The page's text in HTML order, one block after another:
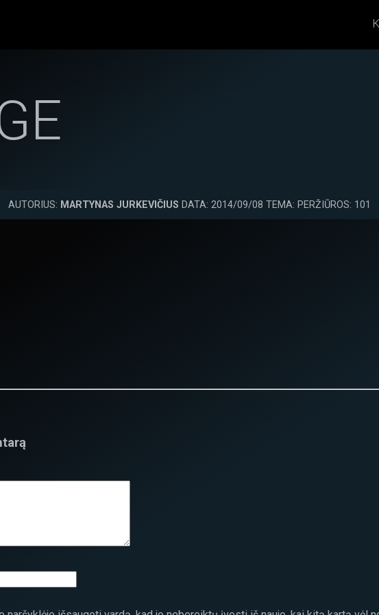
AUTORIUS: MARTYNAS JURKEVIČIUS DATA: 2014/09/08 TEMA: PERŽIŪROS: 101